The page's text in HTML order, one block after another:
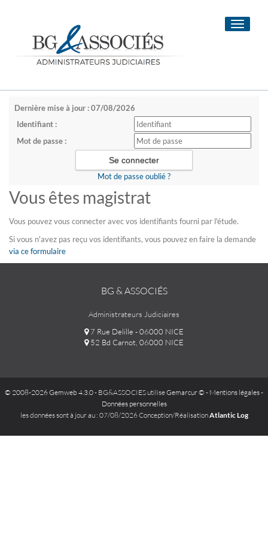
Toggle
Dernière mise à jour : 07/08/2026
Identifiant :
Mot de passe :
Mot de passe oublié ?
Vous êtes magistrat
Vous pouvez vous connecter avec vos identifiants fourni par l'étude.
Si vous n'avez pas reçu vos identifiants, vous pouvez en faire la demande
via ce formulaire
BG & ASSOCIÉS
Administrateurs Judiciaires
7 Rue Delille - 06000 NICE
52 Bd Carnot, 06000 NICE
© 2008-2026 Gemweb 4.3.0- BG&ASSOCIES utiliseGemarcur © - Mentions légales-
Données personnelles
les données sont à jour au : 07/08/2026 Conception/RéalisationAtlantic Log